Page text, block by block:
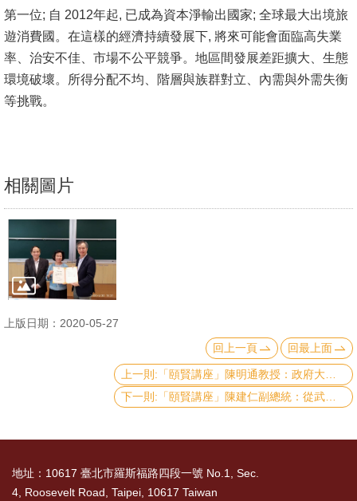
教
深
耕
辦
件
輔
&
學
輔
與
第一位; 自 2012年起, 已成為資本淨輸出國家; 全球最大出境旅
遊消費國。在這樣的經濟持續發展下, 將來可能會面臨高失業
率、治安不佳、市場不公平競爭。地區間發展差距擴大、生態
環境破壞。所得分配不均、階層與族群對立、內需與外需失衡
等挑戰。
相關圖片
上版日期：2020-05-27
回上一頁
回最上面
上一則:「頤賢講座」陳明通教授：政府大陸政策與兩岸關係-2020.05.07
下一則:「頤賢講座」陳建仁副總統：從武漢肺炎談臺灣防疫體系-2020.04.09
地址：10617 臺北市羅斯福路四段一號 No.1, Sec.
4, Roosevelt Road, Taipei, 10617 Taiwan